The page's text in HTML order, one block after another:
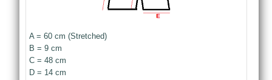
A = 60 cm (Stretched)
B = 9 cm
C = 48 cm
D = 14 cm